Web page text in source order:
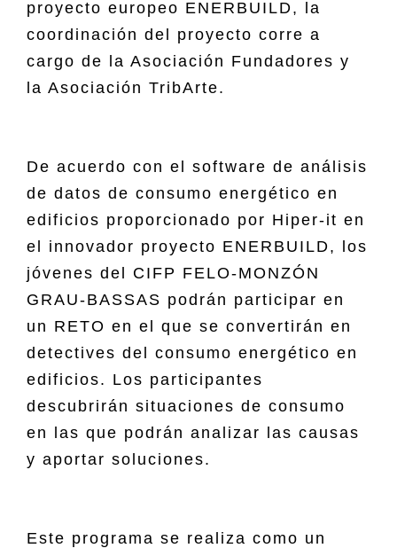
proyecto europeo ENERBUILD, la
coordinación del proyecto corre a
cargo de la Asociación Fundadores y
la Asociación TribArte.
De acuerdo con el software de análisis
de datos de consumo energético en
edificios proporcionado por Hiper-it en
el innovador proyecto ENERBUILD, los
jóvenes del CIFP FELO-MONZÓN
GRAU-BASSAS podrán participar en
un RETO en el que se convertirán en
detectives del consumo energético en
edificios. Los participantes
descubrirán situaciones de consumo
en las que podrán analizar las causas
y aportar soluciones.
Este programa se realiza como un